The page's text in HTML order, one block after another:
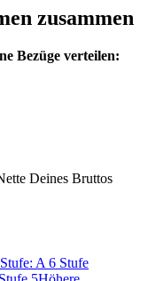
zusammen
Bezüge verteilen:
Deines Bruttos
A 6 Stufe